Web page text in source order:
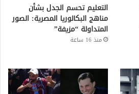
التعليم تحسم الجدل بشأن
مناهج البكالوريا المصرية: الصور
المتداولة “مزيفة”
منذ 16 ساعة